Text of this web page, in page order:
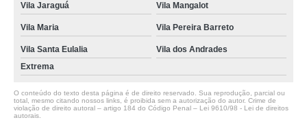
Vila Jaraguá Vila Mangalot
Vila Maria Vila Pereira Barreto
Vila Santa Eulalia
Vila dos Andrades
Extrema
O conteúdo do texto desta página é de direito reservado. Sua reprodução, parcial ou
total, mesmo citando nossos links, é proibida sem a autorização do autor. Crime de
violação de direito autoral – artigo 184 do Código Penal – Lei 9610/98 - Lei de direitos
autorais